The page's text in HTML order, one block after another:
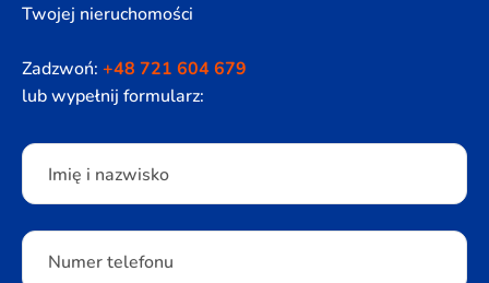
Twojej nieruchomości
Zadzwoń: +48 721 604 679
lub wypełnij formularz:
Please leave this field empty.
Imię i nazwisko
Numer telefonu